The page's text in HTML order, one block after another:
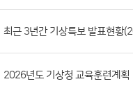
목
록
류,
최근 3년간 기상특보 발표현황
2026년도 기상청 교육훈련계획